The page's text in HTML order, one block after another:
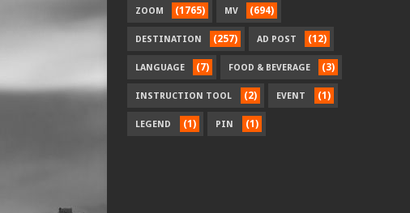
ZOOM (1765) MV (694)
DESTINATION (257) AD POST (12)
LANGUAGE (7) FOOD & BEVERAGE (3)
INSTRUCTION TOOL (2) EVENT (1)
LEGEND (1) PIN (1)